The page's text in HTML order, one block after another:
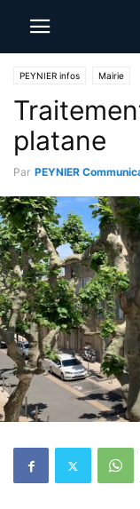
PEYNIER infos Mairie
platane
Par PEYNIER